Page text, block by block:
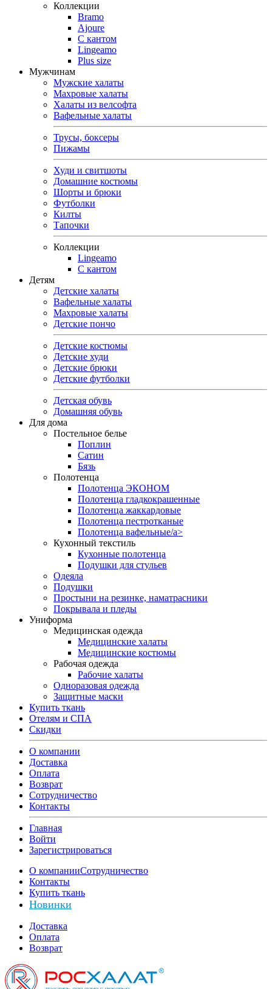
Коллекции
Bramo
Ajoure
С кантом
Lingeamo
Plus size
Мужчинам
Мужские халаты
Махровые халаты
Халаты из велсофта
Вафельные халаты
Трусы, боксеры
Пижамы
Худи и свитшоты
Домашние костюмы
Шорты и брюки
Футболки
Килты
Тапочки
Коллекции
Lingeamo
С кантом
Детям
Детские халаты
Вафельные халаты
Махровые халаты
Детские пончо
Детские костюмы
Детские худи
Детские брюки
Детские футболки
Детская обувь
Домашняя обувь
Для дома
Постельное белье
Поплин
Сатин
Бязь
Полотенца
Полотенца ЭКОНОМ
Полотенца гладкокрашенные
Полотенца жаккардовые
Полотенца пестротканые
Полотенца вафельные/a>
Кухонный текстиль
Кухонные полотенца
Подушки для стульев
Одеяла
Подушки
Простыни на резинке, наматрасники
Покрывала и пледы
Униформа
Медицинская одежда
Медицинские халаты
Медицинские костюмы
Рабочая одежда
Рабочие халаты
Одноразовая одежда
Защитные маски
Купить ткань
Отелям и СПА
Скидки
О компании
Доставка
Оплата
Возврат
Сотрудничество
Контакты
Главная
Войти
Зарегистрироваться
О компанииСотрудничество
Контакты
Купить ткань
Новинки
Доставка
Оплата
Возврат